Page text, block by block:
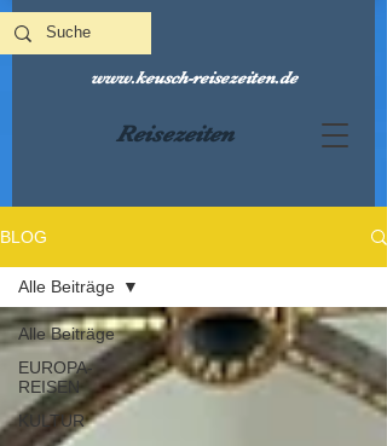
Reisezeiten
www.keusch-reisezeiten.de
BLOG
Alle Beiträge
EUROPA-
REISEN
KULTUR
Alle Beiträge